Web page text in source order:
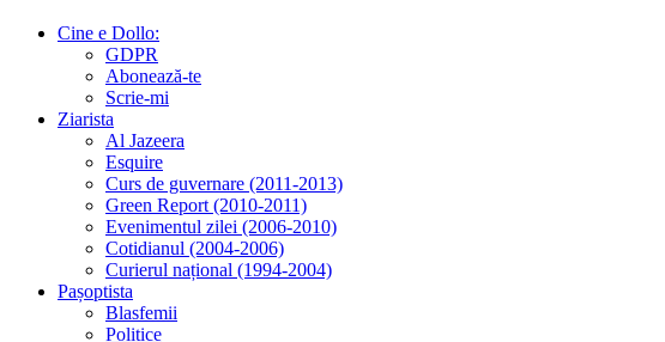
Cine e Dollo:
GDPR
Abonează-te
Scrie-mi
Ziarista
Al Jazeera
Esquire
Curs de guvernare (2011-2013)
Green Report (2010-2011)
Evenimentul zilei (2006-2010)
Cotidianul (2004-2006)
Curierul național (1994-2004)
Pașoptista
Blasfemii
Politice